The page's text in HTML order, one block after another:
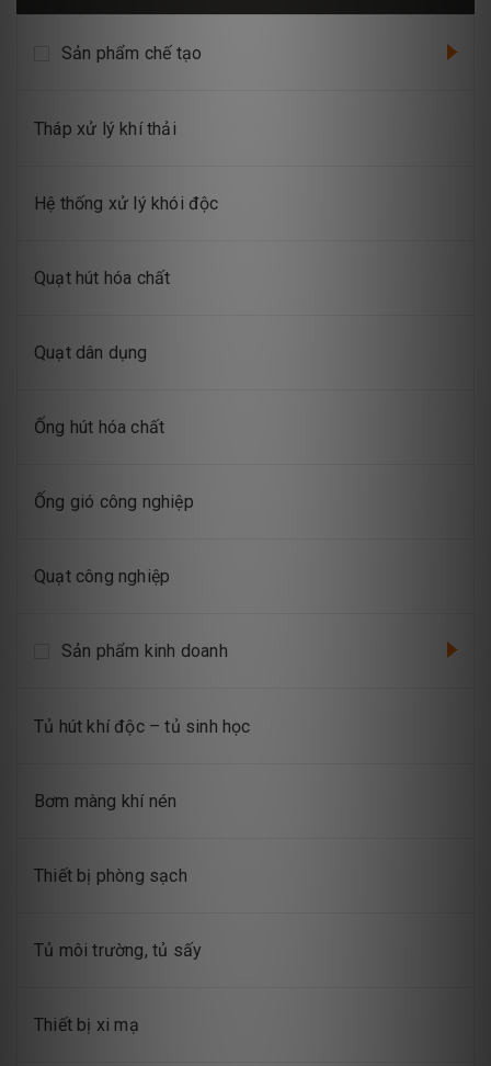
Sản phẩm chế tạo
Tháp xử lý khí thải
Hệ thống xử lý khói độc
Quạt hút hóa chất
Quạt dân dụng
Ống hút hóa chất
Ống gió công nghiệp
Quạt công nghiệp
Sản phẩm kinh doanh
Tủ hút khí độc – tủ sinh học
Bơm màng khí nén
Thiết bị phòng sạch
Tủ môi trường, tủ sấy
Thiết bị xi mạ